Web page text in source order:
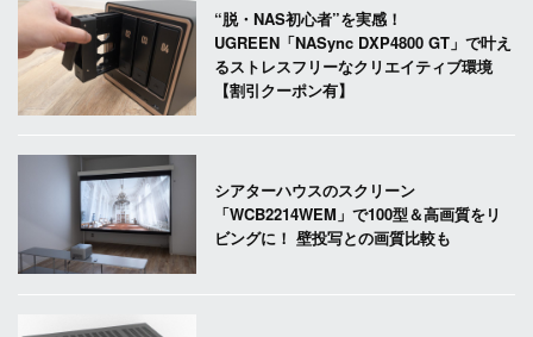
“脱・NAS初心者”を実感！
UGREEN「NASync DXP4800 GT」で叶え
るストレスフリーなクリエイティブ環境
【割引クーポン有】
シアターハウスのスクリーン
「WCB2214WEM」で100型＆高画質をリ
ビングに！ 壁投写との画質比較も